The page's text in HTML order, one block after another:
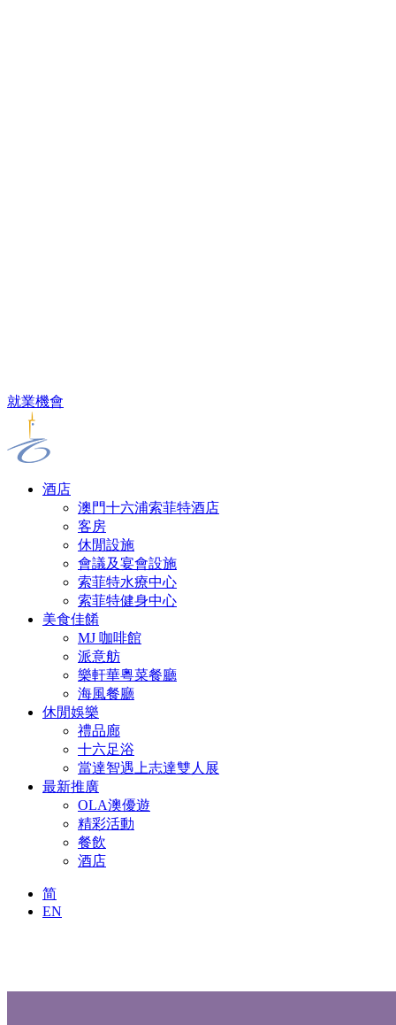
就業機會
酒店
澳門十六浦索菲特酒店
客房
休閒設施
會議及宴會設施
索菲特水療中心
索菲特健身中心
美食佳餚
MJ 咖啡館
派意舫
樂軒華粵菜餐廳
海風餐廳
休閒娛樂
禮品廊
十六足浴
當達智遇上志達雙人展
最新推廣
OLA澳優遊
精彩活動
餐飲
酒店
简
EN